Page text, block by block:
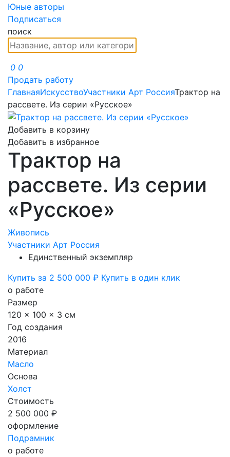
Юные авторы
Подписаться
поиск
0 0
Продать работу
ГлавнаяИскусствоУчастники Арт РоссияТрактор на
рассвете. Из серии «Русское»
Добавить в корзину
Добавить в избранное
Трактор на
рассвете. Из серии
«Русское»
Живопись
Участники Арт Россия
Единственный экземпляр
Купить за 2 500 000 ₽ Купить в один клик
о работе
Размер
120 x 100 x 3 см
Год создания
2016
Материал
Масло
Основа
Холст
Стоимость
2 500 000 ₽
оформление
Подрамник
о работе